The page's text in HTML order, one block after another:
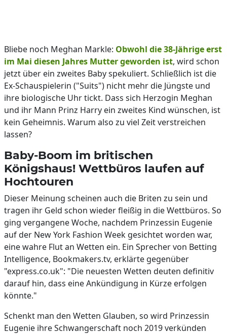
Bliebe noch Meghan Markle: Obwohl die 38-Jährige erst
im Mai diesen Jahres Mutter geworden ist, wird schon
jetzt über ein zweites Baby spekuliert. Schließlich ist die
Ex-Schauspielerin ("Suits") nicht mehr die Jüngste und
ihre biologische Uhr tickt. Dass sich Herzogin Meghan
und ihr Mann Prinz Harry ein zweites Kind wünschen, ist
kein Geheimnis. Warum also zu viel Zeit verstreichen
lassen?
Baby-Boom im britischen
Königshaus! Wettbüros laufen auf
Hochtouren
Dieser Meinung scheinen auch die Briten zu sein und
tragen ihr Geld schon wieder fleißig in die Wettbüros. So
ging vergangene Woche, nachdem Prinzessin Eugenie
auf der New York Fashion Week gesichtet worden war,
eine wahre Flut an Wetten ein. Ein Sprecher von Betting
Intelligence, Bookmakers.tv, erklärte gegenüber
"express.co.uk": "Die neuesten Wetten deuten definitiv
darauf hin, dass eine Ankündigung in Kürze erfolgen
könnte."
Schenkt man den Wetten Glauben, so wird Prinzessin
Eugenie ihre Schwangerschaft noch 2019 verkünden